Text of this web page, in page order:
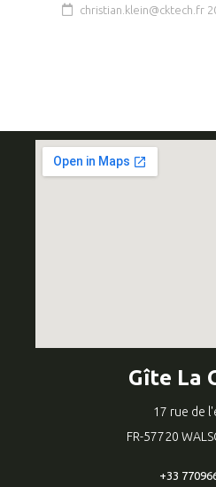
christian.klein@cktech.fr
Gîte La
17 rue de
FR-57720
+33